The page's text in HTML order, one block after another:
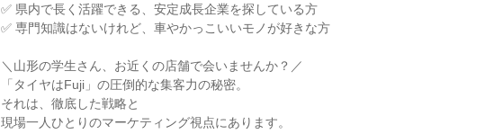
✅ 県内で長く活躍できる、安定成長企業を探している方
✅ 専門知識はないけれど、車やかっこいいモノが好きな方
＼山形の学生さん、お近くの店舗で会いませんか？／
「タイヤはFuji」の圧倒的な集客力の秘密。
それは、徹底した戦略と
現場一人ひとりのマーケティング視点にあります。